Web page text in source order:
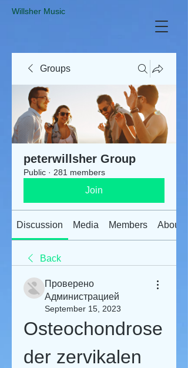
​Willsher Music
Groups
peterwillsher Group
Public · 281 members
Join
Discussion Media Members About
Back
Проверено
Администрацией
September 15, 2023
Osteochondrose
der zervikalen